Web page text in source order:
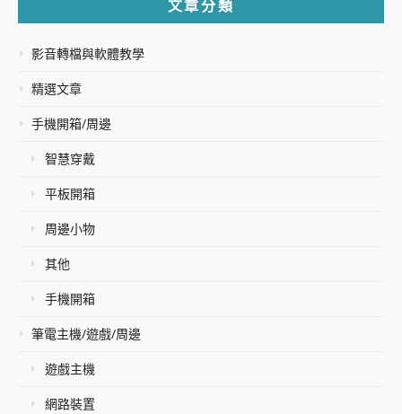
文章分類
影音轉檔與軟體教學
精選文章
手機開箱/周邊
智慧穿戴
平板開箱
周邊小物
其他
手機開箱
筆電主機/遊戲/周邊
遊戲主機
網路裝置